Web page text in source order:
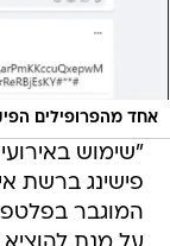
אחד מהפרופילים
"שימוש
פישינג ברשת
המוגבר